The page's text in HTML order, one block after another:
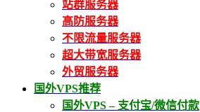
站群服务器
高防服务器
不限流量服务器
超大带宽服务器
外贸服务器
国外VPS推荐
国外VPS – 支付宝/微信付款